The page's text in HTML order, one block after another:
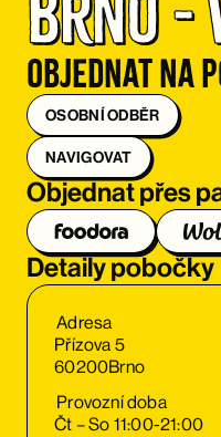
Objednat na
OSOBNÍ ODBĚR
NAVIGOVAT
Objednat přes
Detaily pobočky
Adresa
Přízova 5
60200Brno
Provozní doba
Čt – So 11:00-21:00